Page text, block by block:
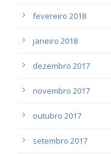
fevereiro 2018
janeiro 2018
dezembro 2017
novembro 2017
outubro 2017
setembro 2017